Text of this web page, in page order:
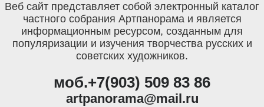
Веб сайт представляет собой электронный каталог
частного собрания Артпанорама и является
информационным ресурсом, созданным для
популяризации и изучения творчества русских и
советских художников.
моб.+7(903) 509 83 86
artpanorama@mail.ru